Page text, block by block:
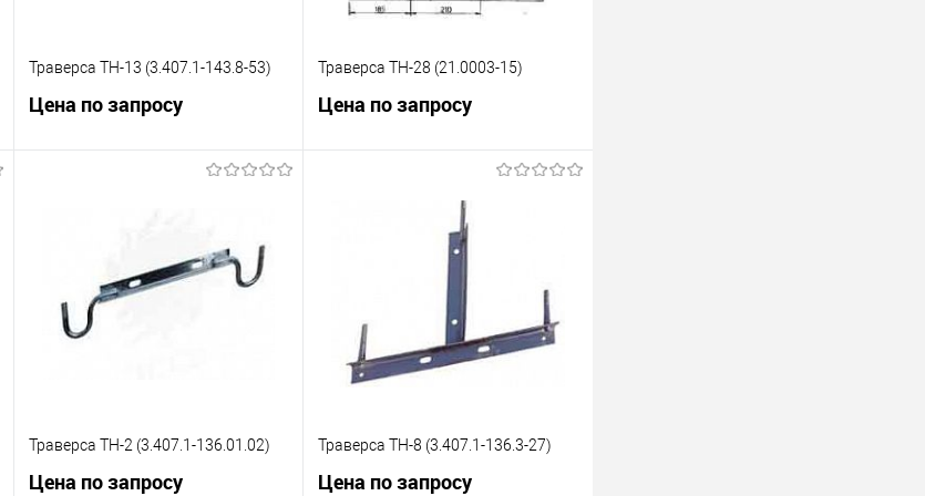
Траверса ТН-13 (3.407.1-143.8-53)
Цена по запросу
Запросить цену
К сравнению
В избранное
Под заказ
Траверса ТН-28 (21.0003-15)
Цена по запросу
Запросить цену
Траверса ТН-2 (3.407.1-136.01.02)
Цена по запросу
Траверса ТН-8 (3.407.1-136.3-27)
Цена по запросу